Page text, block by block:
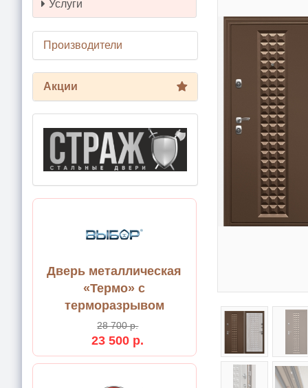
Услуги
Производители
Акции
Дверь металлическая
«Термо» с
терморазрывом
28 700 р.
23 500 р.